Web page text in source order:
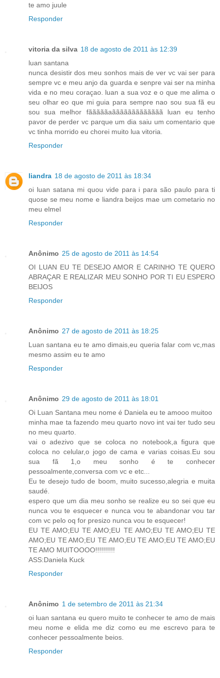
te amo juule
Responder
vitoria da silva 18 de agosto de 2011 às 12:39
luan santana
nunca desistir dos meu sonhos mais de ver vc vai ser para
sempre vc e meu anjo da guarda e senpre vai ser na minha
vida e no meu coraçao. luan a sua voz e o que me alima o
seu olhar eo que mi guia para sempre nao sou sua fã eu
sou sua melhor fãããããaããããããããããããã luan eu tenho
pavor de perder vc parque um dia saiu um comentario que
vc tinha morrido eu chorei muito lua vitoria.
Responder
liandra 18 de agosto de 2011 às 18:34
oi luan satana mi quou vide para i para são paulo para ti
quose se meu nome e liandra beijos mae um cometario no
meu elmel
Responder
Anônimo 25 de agosto de 2011 às 14:54
OI LUAN EU TE DESEJO AMOR E CARINHO TE QUERO
ABRAÇAR E REALIZAR MEU SONHO POR TI EU ESPERO
BEIJOS
Responder
Anônimo 27 de agosto de 2011 às 18:25
Luan santana eu te amo dimais,eu queria falar com vc,mas
mesmo assim eu te amo
Responder
Anônimo 29 de agosto de 2011 às 18:01
Oi Luan Santana meu nome é Daniela eu te amooo muitoo
minha mae ta fazendo meu quarto novo int vai ter tudo seu
no meu quarto.
vai o adezivo que se coloca no notebook,a figura que
coloca no celular,o jogo de cama e varias coisas.Eu sou
sua fã 1,o meu sonho é te conhecer
pessoalmente,conversa com vc e etc...
Eu te desejo tudo de boom, muito sucesso,alegria e muita
saudé.
espero que um dia meu sonho se realize eu so sei que eu
nunca vou te esquecer e nunca vou te abandonar vou tar
com vc pelo oq for presizo nunca vou te esquecer!
EU TE AMO;EU TE AMO;EU TE AMO;EU TE AMO;EU TE
AMO;EU TE AMO;EU TE AMO;EU TE AMO;EU TE AMO;EU
TE AMO MUITOOOO!!!!!!!!!!
ASS:Daniela Kuck
Responder
Anônimo 1 de setembro de 2011 às 21:34
oi luan santana eu quero muito te conhecer te amo de mais
meu nome e elida me diz como eu me escrevo para te
conhecer pessoalmente beios.
Responder